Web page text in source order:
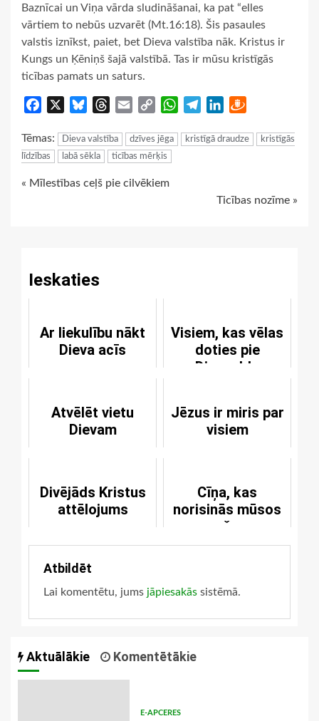
Baznīcai un Viņa vārda sludināšanai, ka pat “elles
vārtiem to nebūs uzvarēt (Mt.16:18). Šis pasaules
valstis iznīkst, paiet, bet Dieva valstība nāk. Kristus ir
Kungs un Ķēniņš šajā valstībā. Tas ir mūsu kristīgās
ticības pamats un saturs.
Facebook BlueskyThreads
Email
Copy
WhatsApp
TelegramLinkedIn
Tēmas: Dieva valstība dzīves jēga kristīgā draudze
kristīgās
līdzības
labā sēkla ticības mērķis
Continue
« Mīlestības ceļš pie cilvēkiem
Ticības nozīme »
Ieskaties
Ar liekulību nākt
Dieva acīs
Visiem, kas vēlas
doties pie
Dievgalda
Atvēlēt vietu
Dievam
Jēzus ir miris par
visiem
Divējāds Kristus
attēlojums
Cīņa, kas
norisinās mūsos
pašos
Atbildēt
Lai komentētu, jums jāpiesakās sistēmā.
Aktuālākie Komentētākie
E-APCERES